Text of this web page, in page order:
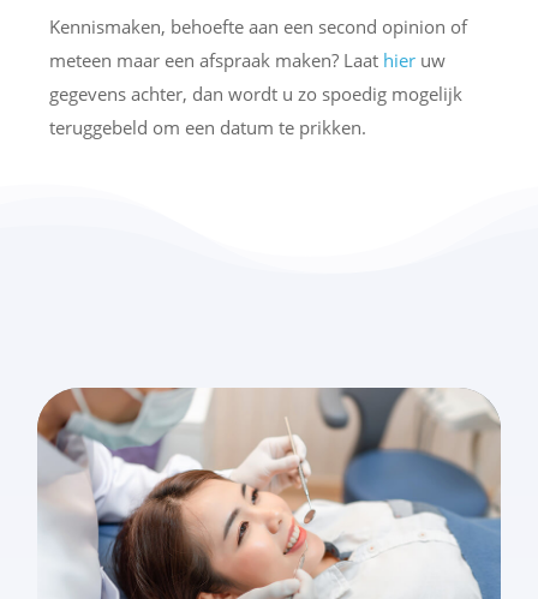
Kennismaken, behoefte aan een second opinion of
meteen maar een afspraak maken? Laat hier uw
gegevens achter, dan wordt u zo spoedig mogelijk
teruggebeld om een datum te prikken.